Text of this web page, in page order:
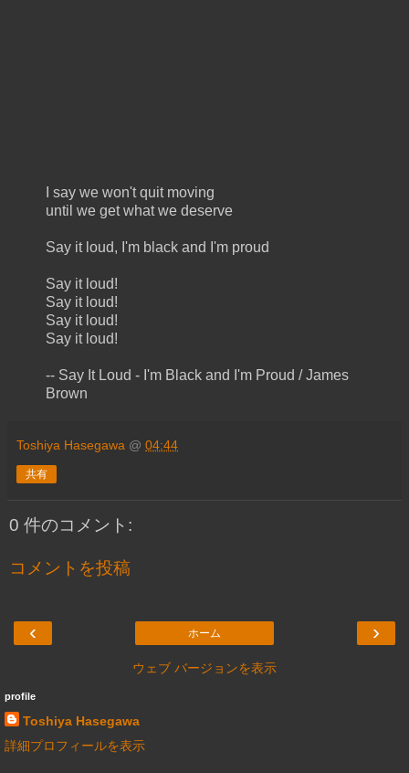
I say we won't quit moving
until we get what we deserve
Say it loud, I'm black and I'm proud
Say it loud!
Say it loud!
Say it loud!
Say it loud!
-- Say It Loud - I'm Black and I'm Proud / James
Brown
Toshiya Hasegawa @ 04:44
共有
0 件のコメント:
コメントを投稿
‹ ›
ホーム
ウェブ バージョンを表示
profile
Toshiya Hasegawa
詳細プロフィールを表示